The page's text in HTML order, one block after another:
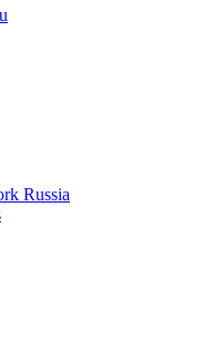
Russia